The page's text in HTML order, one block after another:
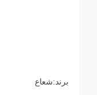
برند:شعاع